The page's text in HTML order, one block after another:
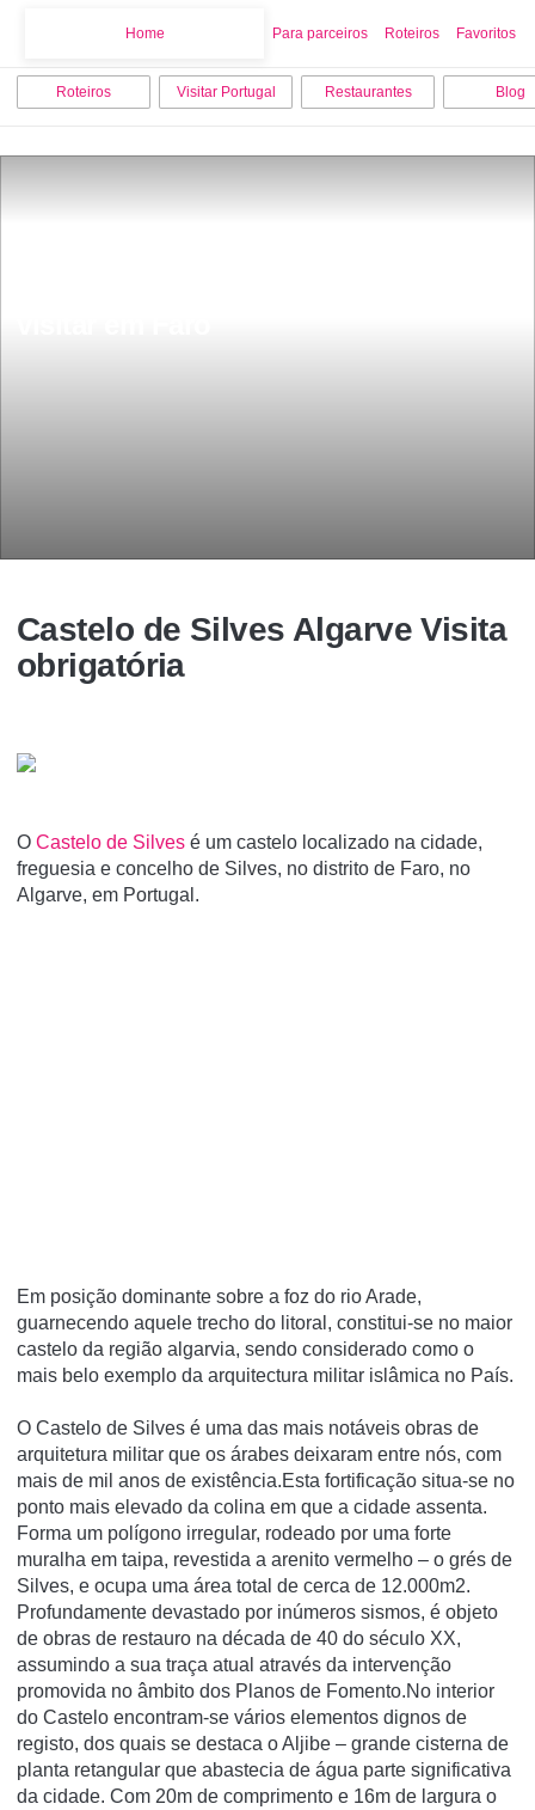
Home Para parceiros Roteiros Favoritos
Roteiros Visitar Portugal Restaurantes Blog
Castelo de Silves Algarve Visita
obrigatória
O Castelo de Silves é um castelo localizado na cidade,
freguesia e concelho de Silves, no distrito de Faro, no
Algarve, em Portugal.
Em posição dominante sobre a foz do rio Arade,
guarnecendo aquele trecho do litoral, constitui-se no maior
castelo da região algarvia, sendo considerado como o
mais belo exemplo da arquitectura militar islâmica no Paí­s.
O Castelo de Silves é uma das mais notáveis obras de
arquitetura militar que os árabes deixaram entre nós, com
mais de mil anos de existência.Esta fortificação situa-se no
ponto mais elevado da colina em que a cidade assenta.
Forma um polígono irregular, rodeado por uma forte
muralha em taipa, revestida a arenito vermelho – o grés de
Silves, e ocupa uma área total de cerca de 12.000m2.
Profundamente devastado por inúmeros sismos, é objeto
de obras de restauro na década de 40 do século XX,
assumindo a sua traça atual através da intervenção
promovida no âmbito dos Planos de Fomento.No interior
do Castelo encontram-se vários elementos dignos de
registo, dos quais se destaca o Aljibe – grande cisterna de
planta retangular que abastecia de água parte significativa
da cidade. Com 20m de comprimento e 16m de largura o